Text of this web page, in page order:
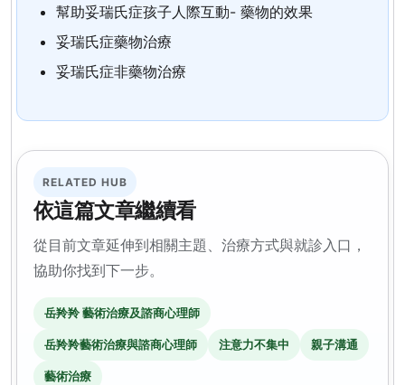
幫助妥瑞氏症孩子人際互動- 藥物的效果
妥瑞氏症藥物治療
妥瑞氏症非藥物治療
RELATED HUB
依這篇文章繼續看
從目前文章延伸到相關主題、治療方式與就診入口，
協助你找到下一步。
岳羚羚 藝術治療及諮商心理師
岳羚羚藝術治療與諮商心理師 注意力不集中 親子溝通
藝術治療